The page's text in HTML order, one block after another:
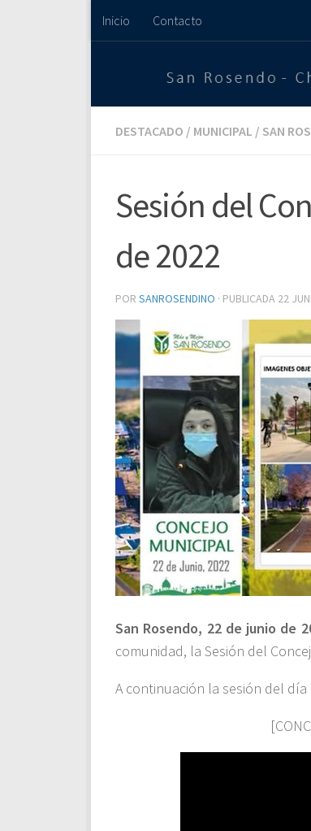
Saltar al contenido
Inicio Contacto
DESTACADO / MUNICIPAL / SAN
Sesión del
de 2022
POR SANROSENDINO · PUBLICADA 22
San Rosendo, 22 de junio de
comunidad, la Sesión del
A continuación la sesión del